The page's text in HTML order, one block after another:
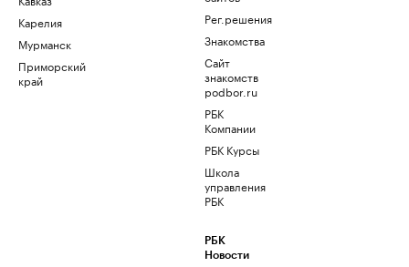
Карелия
Мурманск
Приморский
край
Рег.решения
Знакомства
Сайт
знакомств
podbor.ru
РБК
Компании
РБК Курсы
Школа
управления
РБК
РБК
Новости